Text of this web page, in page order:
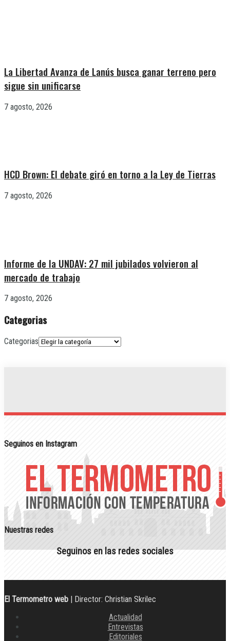
La Libertad Avanza de Lanús busca ganar terreno pero
sigue sin unificarse
7 agosto, 2026
HCD Brown: El debate giró en torno a la Ley de Tierras
7 agosto, 2026
Informe de la UNDAV: 27 mil jubilados volvieron al
mercado de trabajo
7 agosto, 2026
Categorias
Categorias
Seguinos en Instagram
Nuestras redes
Seguinos en las redes sociales
El Termometro web | Director: Christian Skrilec
Actualidad
Entrevistas
Editoriales